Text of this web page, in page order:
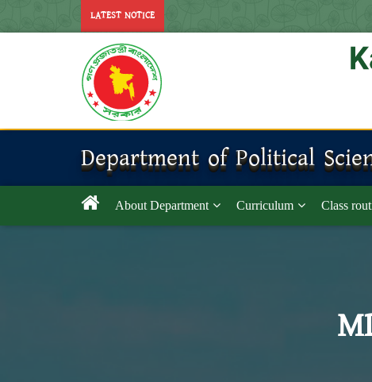
LATEST NOTICE
Department of Political
About Department Curriculum Class